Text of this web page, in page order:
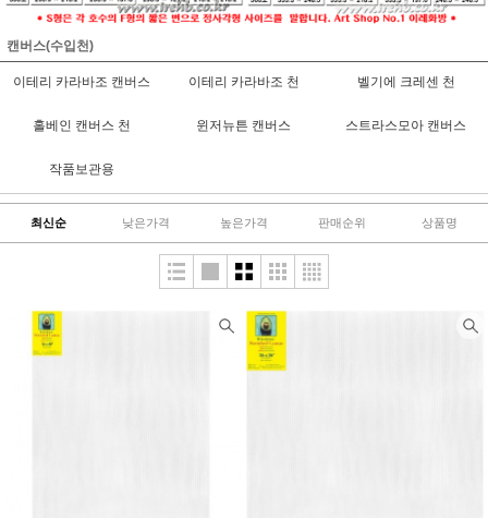
캔버스(수입천)
이테리 카라바조 캔버스 이테리 카라바조 천 벨기에 크레센 천
홀베인 캔버스 천 윈저뉴튼 캔버스 스트라스모아 캔버스
작품보관용
최신순 낮은가격 높은가격 판매순위 상품명